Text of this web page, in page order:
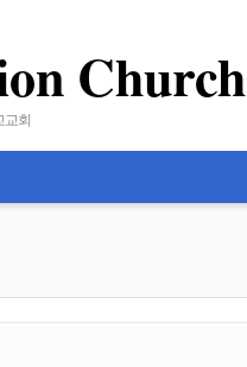
Church
교회